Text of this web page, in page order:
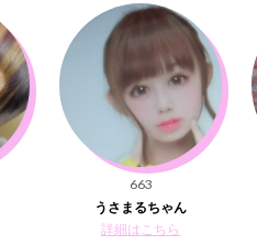
663
うさまるちゃん
詳細はこちら